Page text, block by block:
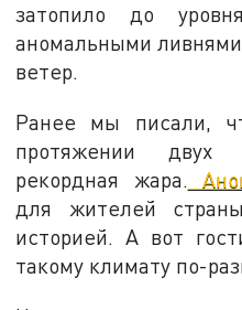
затопило до
аномальными
ветер.
Ранее мы писали,
протяжении двух
рекордная жара.
для жителей
историей. А вот
такому климату по-